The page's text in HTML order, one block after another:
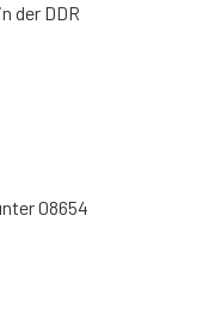
der DDR
08654